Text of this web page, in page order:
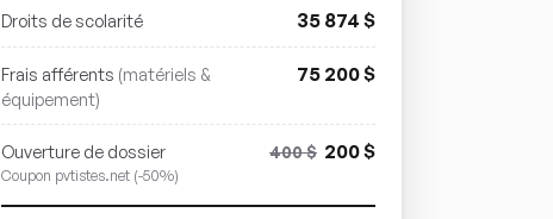
Droits de scolarité 35 874 $
Frais afférents (matériels &
équipement)
75 200$
Ouverture de dossier
Coupon pvtistes.net (-50%)
400$ 200$